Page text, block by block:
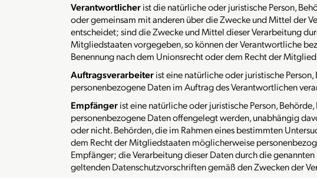
Verantwortlicherist die natürliche oder juristische Person,
oder gemeinsam mit anderen über die Zwecke und Mittel der
entscheidet; sind die Zwecke und Mittel dieser Verarbeitung
Mitgliedstaaten vorgegeben, so können der Verantwortliche
Benennung nach dem Unionsrecht oder dem Recht der
Auftragsverarbeiterist eine natürliche oder juristische
personenbezogene Daten im Auftrag des Verantwortlichen
Empfängerist eine natürliche oder juristische Person,
personenbezogene Daten offengelegt werden, unabhängig
oder nicht. Behörden, die im Rahmen eines bestimmten
dem Recht der Mitgliedstaaten möglicherweise
Empfänger; die Verarbeitung dieser Daten durch die
geltenden Datenschutzvorschriften gemäß den Zwecken der